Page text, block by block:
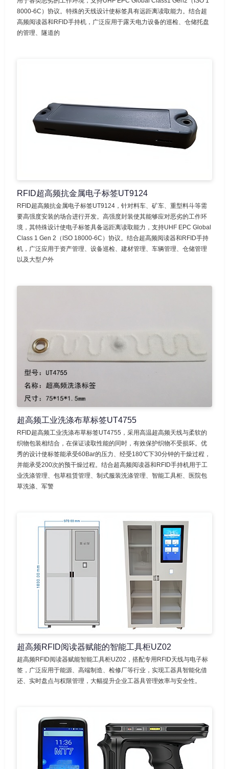
8000-6C）协议。特殊的天线设计使标签具有远距离读取能力。结合超
高频阅读器和RFID手持机，广泛应用于露天电力设备的巡检、仓储托盘
的管理、隧道的
RFID超高频抗金属电子标签UT9124
RFID超高频抗金属电子标签UT9124，针对料车、矿车、重型料斗等需
要高强度安装的场合进行开发。高强度封装使其能够应对恶劣的工作环
境，其特殊设计使电子标签具备远距离读取能力，支持UHF EPC Global
Class 1 Gen 2（ISO 18000-6C）协议。结合超高频阅读器和RFID手持
机，广泛应用于资产管理、设备巡检、建材管理、车辆管理、仓储管理
以及大型户外
超高频工业洗涤布草标签UT4755
RFID超高频工业洗涤布草标签UT4755，采用高温超高频天线与柔软的
织物包装相结合，在保证读取性能的同时，有效保护织物不受损坏。优
秀的设计使标签能承受60Bar的压力、经受180℃下30分钟的干燥过程，
并能承受200次的预干燥过程。结合超高频阅读器和RFID手持机用于工
业洗涤管理、包草租赁管理、制式服装洗涤管理、智能工具柜、医院包
草洗涤、军警
超高频RFID阅读器赋能的智能工具柜UZ02
超高频RFID阅读器赋能智能工具柜UZ02，搭配专用RFID天线与电子标
签，广泛应用于能源、高端制造、检修厂等行业，实现工器具智能化借
还、实时盘点与权限管理，大幅提升企业工器具管理效率与安全性。